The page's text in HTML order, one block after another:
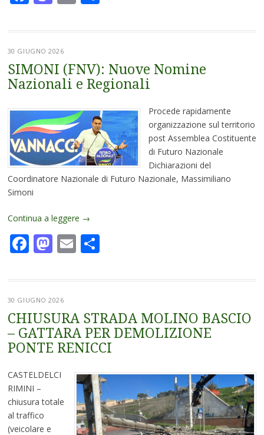
30 GIUGNO 2026
SIMONI (FNV): Nuove Nomine
Nazionali e Regionali
Procede rapidamente
organizzazione sul territorio
post Assemblea Costituente
di Futuro Nazionale
Dichiarazioni del
Coordinatore Nazionale di Futuro Nazionale, Massimiliano
Simoni
Continua a leggere →
Facebook
Mastodon
EmailCondividi
30 GIUGNO 2026
CHIUSURA STRADA MOLINO BASCIO
– GATTARA PER DEMOLIZIONE
PONTE RENICCI
CASTELDELCI
RIMINI –
chiusura totale
al traffico
(veicolare e